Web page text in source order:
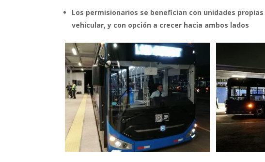
Los permisionarios se benefician con unidades
vehicular, y con opción a crecer hacia ambos lados